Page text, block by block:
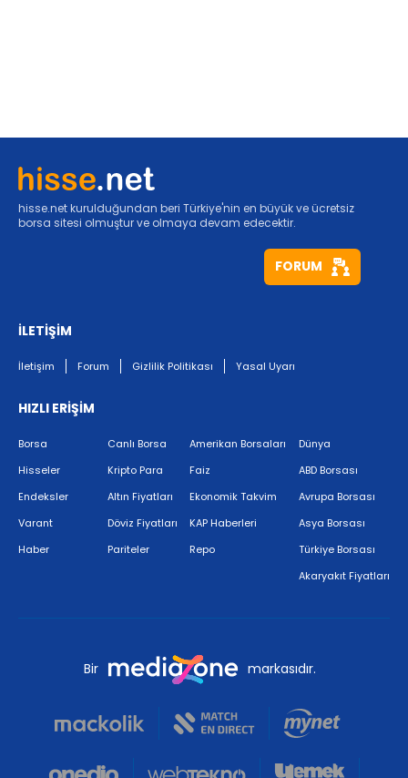
hisse.net kurulduğundan beri Türkiye'nin en büyük ve ücretsiz
borsa sitesi olmuştur ve olmaya devam edecektir.
FORUM
İLETİŞİM
İletişim Forum Gizlilik Politikası Yasal Uyarı
HIZLI ERİŞİM
Borsa
Hisseler
Endeksler
Varant
Haber
Canlı Borsa
Kripto Para
Altın Fiyatları
Döviz Fiyatları
Pariteler
Amerikan Borsaları
Faiz
Ekonomik Takvim
KAP Haberleri
Repo
Dünya
ABD Borsası
Avrupa Borsası
Asya Borsası
Türkiye Borsası
Akaryakıt Fiyatları
Bir markasıdır.